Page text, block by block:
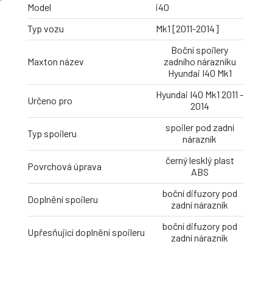
Model
i40
Typ vozu
Mk1 [2011-2014]
Maxton název
Boční spoilery
zadního nárazníku
Hyundai I40 Mk1
Určeno pro
Hyundai I40 Mk1 2011 -
2014
Typ spoileru
spoiler pod zadní
nárazník
Povrchová úprava
černý lesklý plast
ABS
Doplnění spoileru
boční difuzory pod
zadní nárazník
Upřesňující doplnění spoileru
boční difuzory pod
zadní nárazník